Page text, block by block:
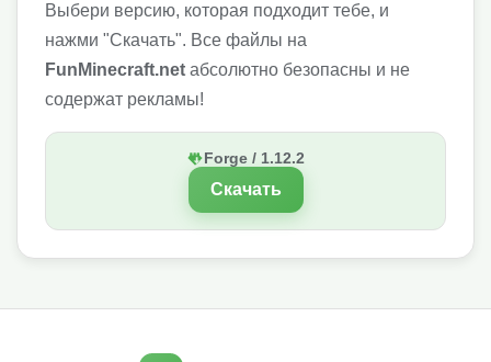
Выбери версию, которая подходит тебе, и
нажми "Скачать". Все файлы на
FunMinecraft.net абсолютно безопасны и не
содержат рекламы!
Forge / 1.12.2
Скачать